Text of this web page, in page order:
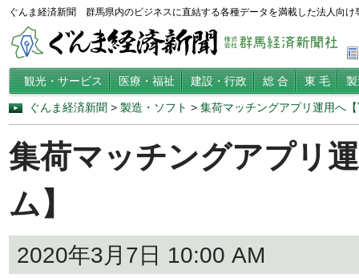
ぐんま経済新聞 群馬県内のビジネスに直結する各種データを満載した法人向け
観光・サービス 医療・福祉 建設・行政 総 合 東 毛
ぐんま経済新聞 > 製造・ソフト > 集荷マッチングアプリ運用へ
集荷マッチングアプリ
ム】
2020年3月7日 10:00 AM